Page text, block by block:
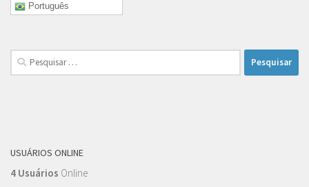
Português
Pesquisar
por:
USUÁRIOS ONLINE
4 Usuários Online